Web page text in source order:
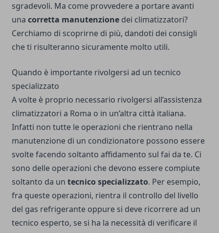
sgradevoli. Ma come provvedere a portare avanti
una corretta manutenzione dei climatizzatori?
Cerchiamo di scoprirne di più, dandoti dei consigli
che ti risulteranno sicuramente molto utili.
Quando è importante rivolgersi ad un tecnico
specializzato
A volte è proprio necessario rivolgersi all’assistenza
climatizzatori a Roma o in un’altra città italiana.
Infatti non tutte le operazioni che rientrano nella
manutenzione di un condizionatore possono essere
svolte facendo soltanto affidamento sul fai da te. Ci
sono delle operazioni che devono essere compiute
soltanto da un tecnico specializzato. Per esempio,
fra queste operazioni, rientra il controllo del livello
del gas refrigerante oppure si deve ricorrere ad un
tecnico esperto, se si ha la necessità di verificare il